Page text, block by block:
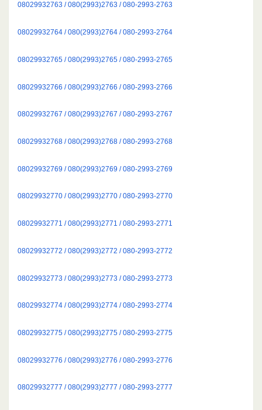
08029932763 / 080(2993)2763 / 080-2993-2763
08029932764 / 080(2993)2764 / 080-2993-2764
08029932765 / 080(2993)2765 / 080-2993-2765
08029932766 / 080(2993)2766 / 080-2993-2766
08029932767 / 080(2993)2767 / 080-2993-2767
08029932768 / 080(2993)2768 / 080-2993-2768
08029932769 / 080(2993)2769 / 080-2993-2769
08029932770 / 080(2993)2770 / 080-2993-2770
08029932771 / 080(2993)2771 / 080-2993-2771
08029932772 / 080(2993)2772 / 080-2993-2772
08029932773 / 080(2993)2773 / 080-2993-2773
08029932774 / 080(2993)2774 / 080-2993-2774
08029932775 / 080(2993)2775 / 080-2993-2775
08029932776 / 080(2993)2776 / 080-2993-2776
08029932777 / 080(2993)2777 / 080-2993-2777